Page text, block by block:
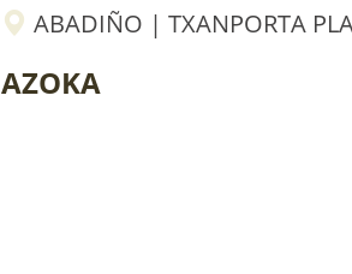
ABADIÑO | TXANPORTA
AZOKA